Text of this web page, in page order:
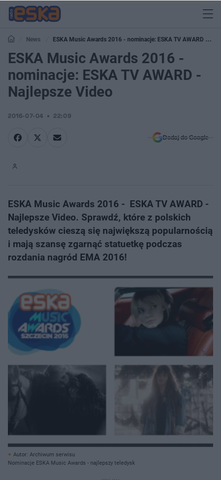
News
ESKA Music Awards 2016 - nominacje: ESKA TV AWARD -
Najlepsze Video
ESKA Music Awards 2016 -
nominacje: ESKA TV AWARD -
Najlepsze Video
2016-07-04 22:09
Dodaj do Google
ESKA Music Awards 2016 - ESKA TV AWARD -
Najlepsze Video. Sprawdź, które z polskich
teledysków cieszą się największą popularnością
i mają szansę zgarnąć statuetkę podczas
rozdania nagród EMA 2016!
Autor: Archiwum serwisu
Nominacje ESKA Music Awards - najlepszy teledysk